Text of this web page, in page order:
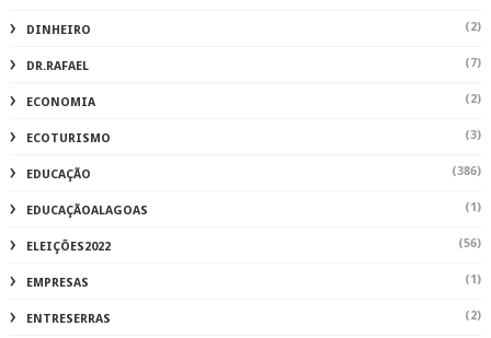
PECUARIA (2)
PEGAFOGO (1)
PIRANHAS (520)
PO (3)
POESIAS (8)
POL (3)
POLICIA (573)
POLÍCIA (1541)
POLÍCIA INHAPI (2)